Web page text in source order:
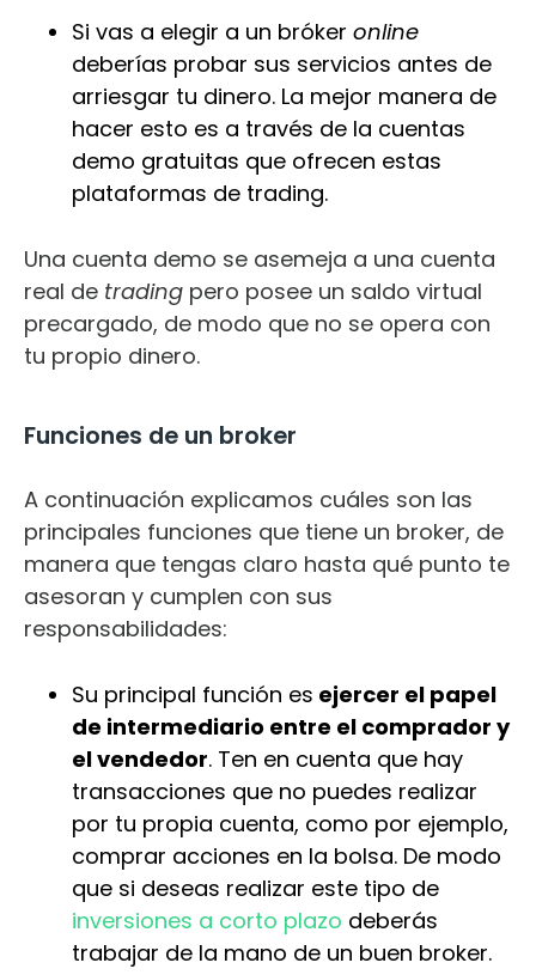
Si vas a elegir a un bróker online
deberías probar sus servicios antes de
arriesgar tu dinero. La mejor manera de
hacer esto es a través de la cuentas
demo gratuitas que ofrecen estas
plataformas de trading.
Una cuenta demo se asemeja a una cuenta
real de trading pero posee un saldo virtual
precargado, de modo que no se opera con
tu propio dinero.
Funciones de un broker
A continuación explicamos cuáles son las
principales funciones que tiene un broker, de
manera que tengas claro hasta qué punto te
asesoran y cumplen con sus
responsabilidades:
Su principal función es ejercer el papel
de intermediario entre el comprador y
el vendedor. Ten en cuenta que hay
transacciones que no puedes realizar
por tu propia cuenta, como por ejemplo,
comprar acciones en la bolsa. De modo
que si deseas realizar este tipo de
inversiones a corto plazo deberás
trabajar de la mano de un buen broker.